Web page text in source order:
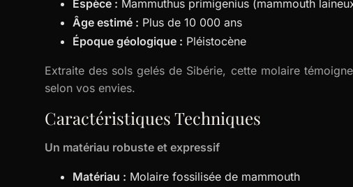
Espèce : Mammuthus primigenius (mammouth
Âge estimé : Plus de 10 000 ans
Époque géologique : Pléistocène
Extraite des sols gelés de Sibérie, cette molaire
selon vos envies.
Caractéristiques Techniques
Un matériau robuste et expressif
Matériau : Molaire fossilisée de mammouth